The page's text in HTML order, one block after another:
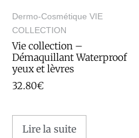
Dermo-Cosmétique VIE
COLLECTION
Vie collection –
Démaquillant Waterproof
yeux et lèvres
32.80€
Lire la suite